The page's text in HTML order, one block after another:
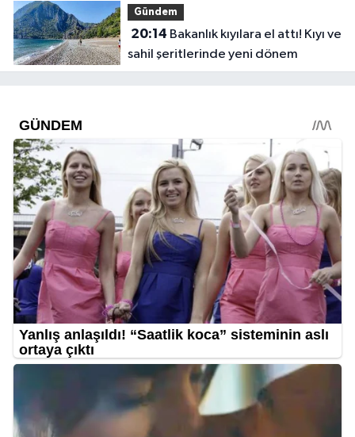
Gündem
20:14
sahil şeritlerinde yeni dönem